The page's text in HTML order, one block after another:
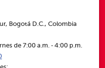
Bogotá D.C., Colombia
de 7:00 a.m. ‑ 4:00 p.m.